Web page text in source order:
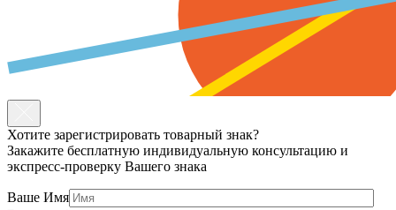
Хотите зарегистрировать товарный знак?
Закажите бесплатную индивидуальную консультацию и
экспресс-проверку Вашего знака
Ваше Имя